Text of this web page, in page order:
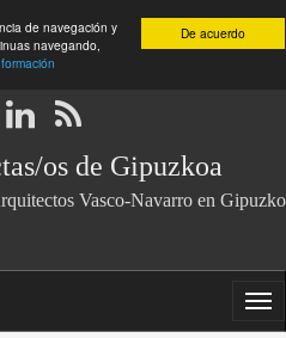
De acuerdo
de navegación y
navegando,
os de Gipuzkoa
Vasco-Navarro en